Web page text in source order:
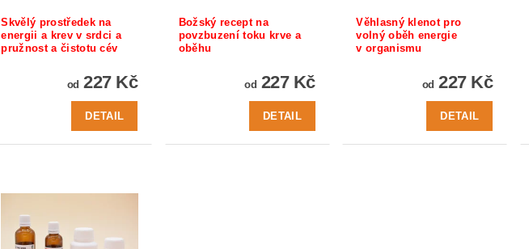
Skvělý prostředek na
energii a krev v srdci a
pružnost a čistotu cév
od 227 Kč
DETAIL
Božský recept na
povzbuzení toku krve a
oběhu
od 227 Kč
DETAIL
Věhlasný klenot pro
volný oběh energie
v organismu
od 227 Kč
DETAIL